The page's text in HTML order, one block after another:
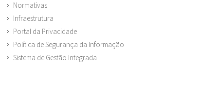
Normativas
Infraestrutura
Portal da Privacidade
Política de Segurança da Informação
Sistema de Gestão Integrada